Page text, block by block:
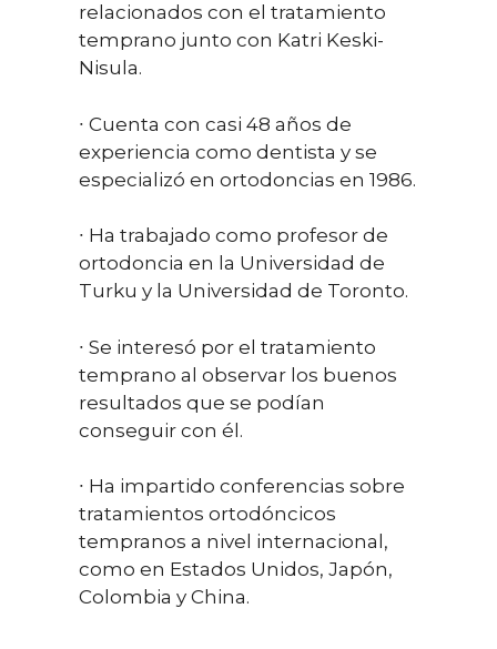
relacionados con el tratamiento
temprano junto con Katri Keski-
Nisula.
∙ Cuenta con casi 48 años de
experiencia como dentista y se
especializó en ortodoncias en 1986.
∙ Ha trabajado como profesor de
ortodoncia en la Universidad de
Turku y la Universidad de Toronto.
∙ Se interesó por el tratamiento
temprano al observar los buenos
resultados que se podían
conseguir con él.
∙ Ha impartido conferencias sobre
tratamientos ortodóncicos
tempranos a nivel internacional,
como en Estados Unidos, Japón,
Colombia y China.